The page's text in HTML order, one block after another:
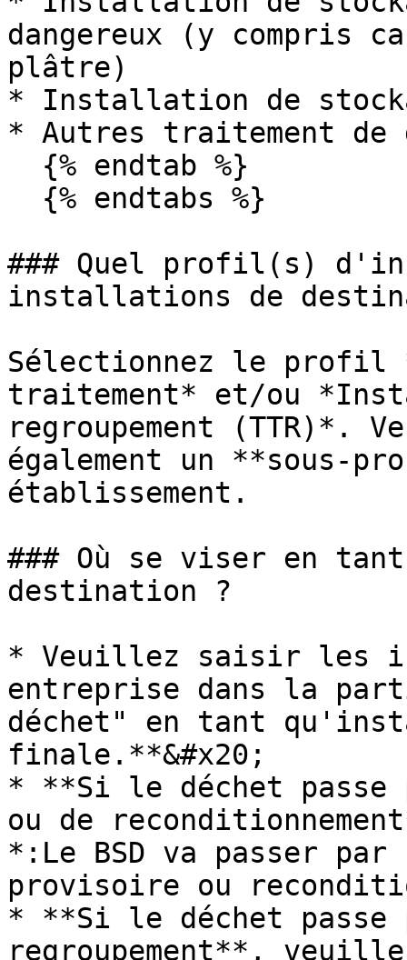
dangereux (y compris
plâtre)
* Installation de
* Autres traitement de
### Quel profil(s)
installations de
Sélectionnez le
traitement* et/ou
regroupement (TTR)*.
également un **sous-
établissement.
### Où se viser en
destination ?
* Veuillez saisir les
entreprise dans la
déchet" en tant
finale.**&#x20;
* **Si le déchet passe
ou de
*:Le BSD va passer par
provisoire ou
* **Si le déchet passe
regroupement**,